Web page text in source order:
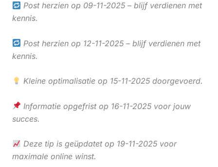
Post herzien op 09-11-2025 – blijf verdienen met
kennis.
Post herzien op 12-11-2025 – blijf verdienen met
kennis.
Kleine optimalisatie op 15-11-2025 doorgevoerd.
Informatie opgefrist op 16-11-2025 voor jouw
succes.
Deze tip is geüpdatet op 19-11-2025 voor
maximale online winst.